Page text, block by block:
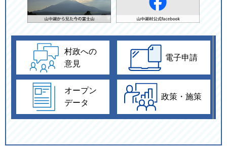
おくやみ ゴミ出し
村政への
意見
電子申請
オープン
データ
政策・施策